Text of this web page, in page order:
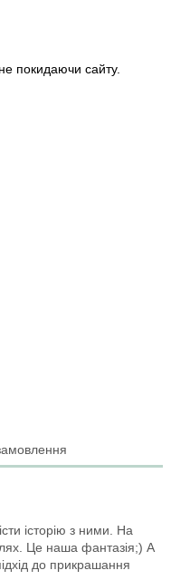
покидаючи сайту.
історію з ними. На
Це наша фантазія;) А
до прикрашання